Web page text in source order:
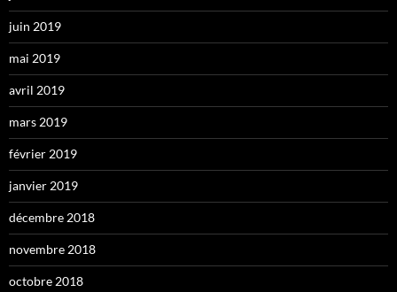
juin 2019
mai 2019
avril 2019
mars 2019
février 2019
janvier 2019
décembre 2018
novembre 2018
octobre 2018